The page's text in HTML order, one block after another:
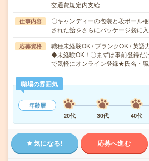
交通費規定内支給
仕事内容
〇キャンディーの包装と段ボール
された飴をさらにパッケージ袋に
応募資格
職種未経験OK / ブランクOK / 英語
◆未経験OK！〇まずは事前登録だ
で気軽にオンライン登録★氏名・
職場の雰囲気
年齢層
20代
30代 40代
気になる! 応募へ進む